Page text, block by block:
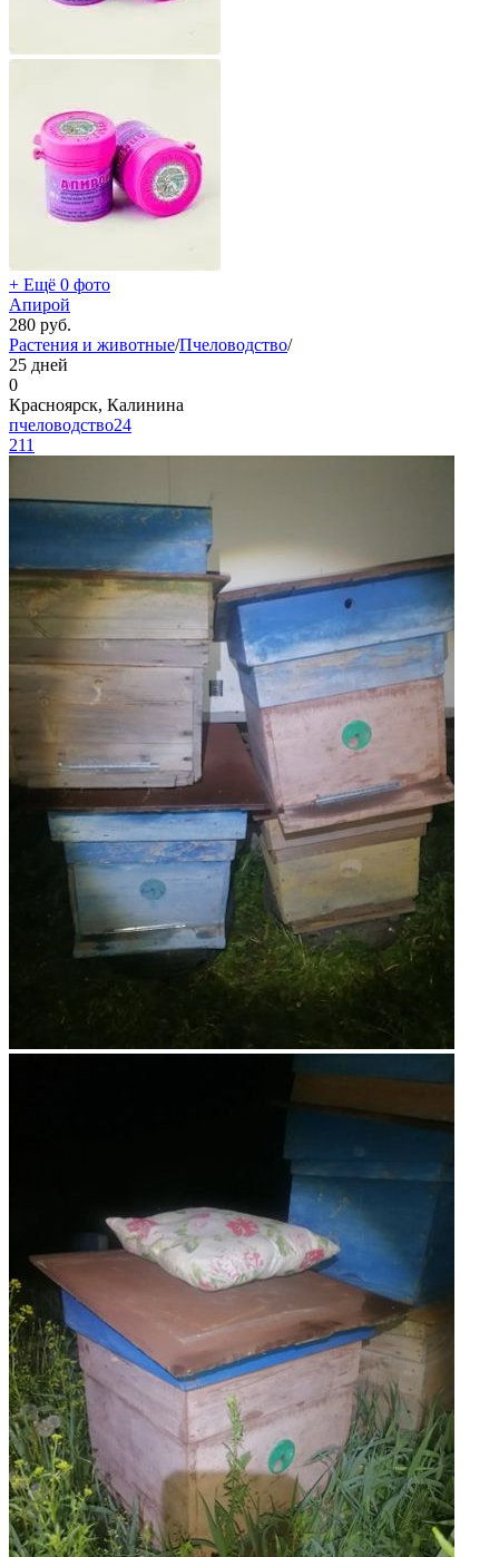
+ Ещё 0 фото
Апирой
280 руб.
Растения и животные/Пчеловодство/
25 дней
0
Красноярск, Калинина
пчеловодство24
211